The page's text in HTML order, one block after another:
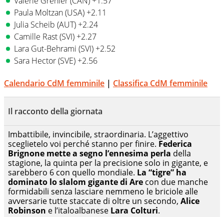
Paula Moltzan (USA) +2.11
Julia Scheib (AUT) +2.24
Camille Rast (SVI) +2.27
Lara Gut-Behrami (SVI) +2.52
Sara Hector (SVE) +2.56
Calendario CdM femminile | Classifica CdM femminile
Il racconto della giornata
Imbattibile, invincibile, straordinaria. L’aggettivo
sceglietelo voi perché stanno per finire. Federica
Brignone mette a segno l’ennesima perla della
stagione, la quinta per la precisione solo in gigante, e
sarebbero 6 con quello mondiale. La “tigre” ha
dominato lo slalom gigante di Are con due manche
formidabili senza lasciare nemmeno le briciole alle
avversarie tutte staccate di oltre un secondo, Alice
Robinson e l’italoalbanese Lara Colturi.